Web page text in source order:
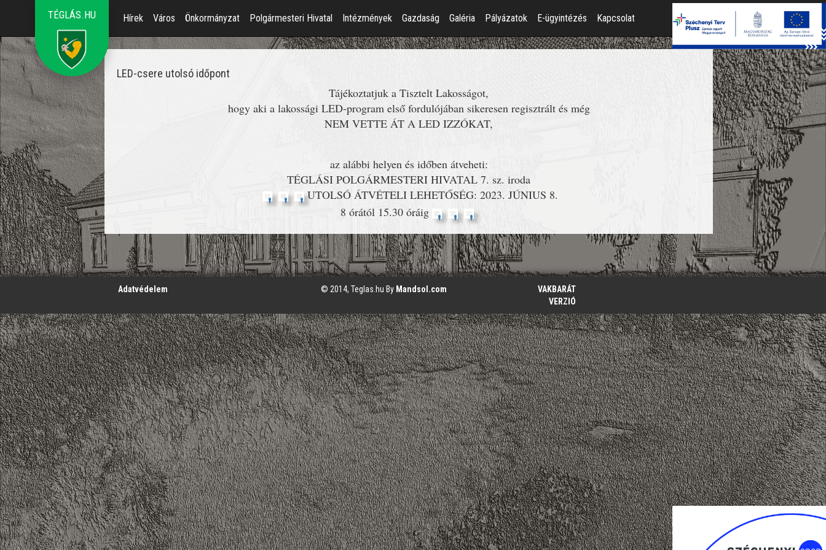
TÉGLÁS.HU Hírek Város Önkormányzat Polgármesteri Hivatal Intézmények Gazdaság Galéria Pályázatok E-ügyintézés Kapcsolat
LED-csere utolsó időpont
Tájékoztatjuk a Tisztelt Lakosságot,
hogy aki a lakossági LED-program első fordulójában sikeresen regisztrált és még
NEM VETTE ÁT A LED IZZÓKAT,
az alábbi helyen és időben átveheti:
TÉGLÁSI POLGÁRMESTERI HIVATAL 7. sz. iroda
UTOLSÓ ÁTVÉTELI LEHETŐSÉG: 2023. JÚNIUS 8.
8 órától 15.30 óráig
';
Adatvédelem © 2014, Teglas.hu By Mandsol.com
VAKBARÁT
VERZIÓ